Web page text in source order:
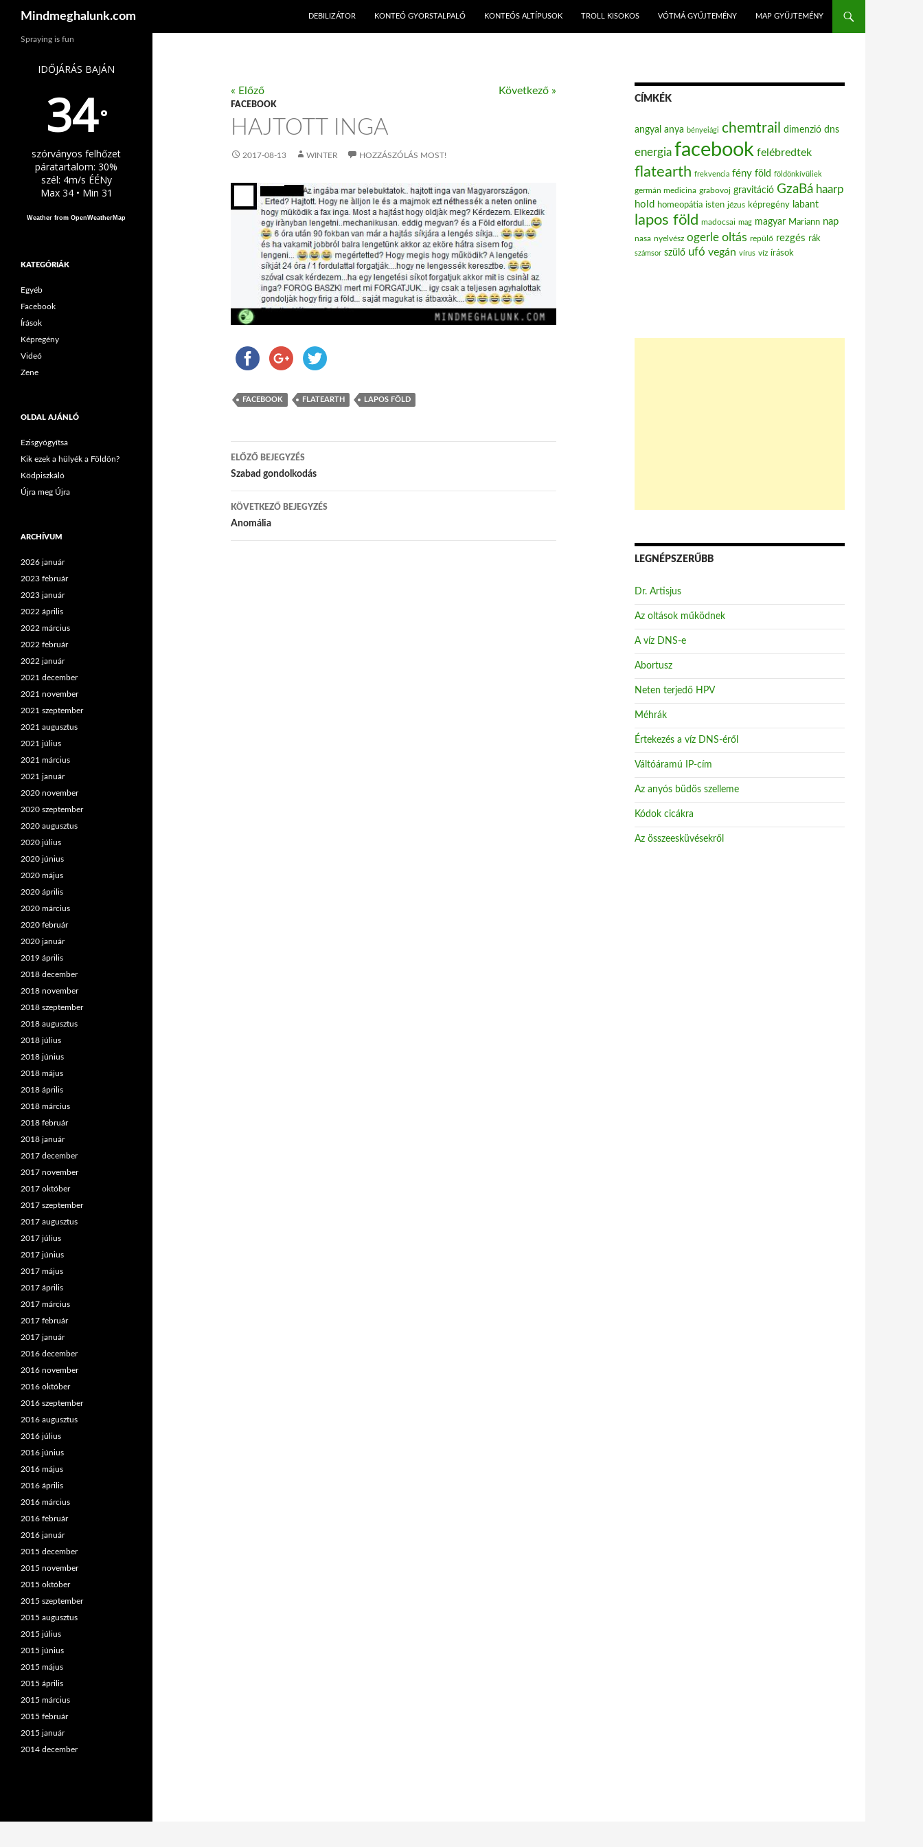
Mindmeghalunk.com
DEBILIZÁTOR
KONTEÓ GYORSTALPALÓ KONTEÓS ALTÍPUSOK TROLL KISOKOS VÓTMÁ GYŰJTEMÉNY MAP GYŰJTEMÉNY
« Előző Következő »
FACEBOOK
HAJTOTT INGA
2017-08-13 WINTER HOZZÁSZÓLÁS MOST!
FACEBOOK FLATEARTH LAPOS FÖLD
Bejegyzés navigáció
ELŐZŐ BEJEGYZÉS
Szabad gondolkodás
KÖVETKEZŐ BEJEGYZÉS
Anomália
CÍMKÉK
angyal anya bényeiági chemtrail dimenzió dns
energia facebook felébredtek
flatearth frekvencia fény föld földönkívüliek
germán medicina grabovoj gravitáció GzaBá haarp
hold homeopátia isten jézus képregény labant
lapos föld madocsai mag magyar Mariann nap
nasa nyelvész ogerle oltás repülő rezgés rák
számsor szülő ufó vegán vírus víz írások
LEGNÉPSZERŰBB
Dr. Artisjus
Az oltások működnek
A víz DNS-e
Abortusz
Neten terjedő HPV
Méhrák
Értekezés a víz DNS-éről
Váltóáramú IP-cím
Az anyós büdös szelleme
Kódok cicákra
Az összeesküvésekről
Spraying is fun
IDŐJÁRÁS BAJÁN
34°
szórványos felhőzet
páratartalom: 30%
szél: 4m/s ÉÉNy
Max 34 • Min 31
Weather from OpenWeatherMap
KATEGÓRIÁK
Egyéb
Facebook
Írások
Képregény
Videó
Zene
OLDAL AJÁNLÓ
Ezisgyógyítsa
Kik ezek a hülyék a Földön?
Ködpiszkáló
Újra meg Újra
ARCHÍVUM
2026 január
2023 február
2023 január
2022 április
2022 március
2022 február
2022 január
2021 december
2021 november
2021 szeptember
2021 augusztus
2021 július
2021 március
2021 január
2020 november
2020 szeptember
2020 augusztus
2020 július
2020 június
2020 május
2020 április
2020 március
2020 február
2020 január
2019 április
2018 december
2018 november
2018 szeptember
2018 augusztus
2018 július
2018 június
2018 május
2018 április
2018 március
2018 február
2018 január
2017 december
2017 november
2017 október
2017 szeptember
2017 augusztus
2017 július
2017 június
2017 május
2017 április
2017 március
2017 február
2017 január
2016 december
2016 november
2016 október
2016 szeptember
2016 augusztus
2016 július
2016 június
2016 május
2016 április
2016 március
2016 február
2016 január
2015 december
2015 november
2015 október
2015 szeptember
2015 augusztus
2015 július
2015 június
2015 május
2015 április
2015 március
2015 február
2015 január
2014 december